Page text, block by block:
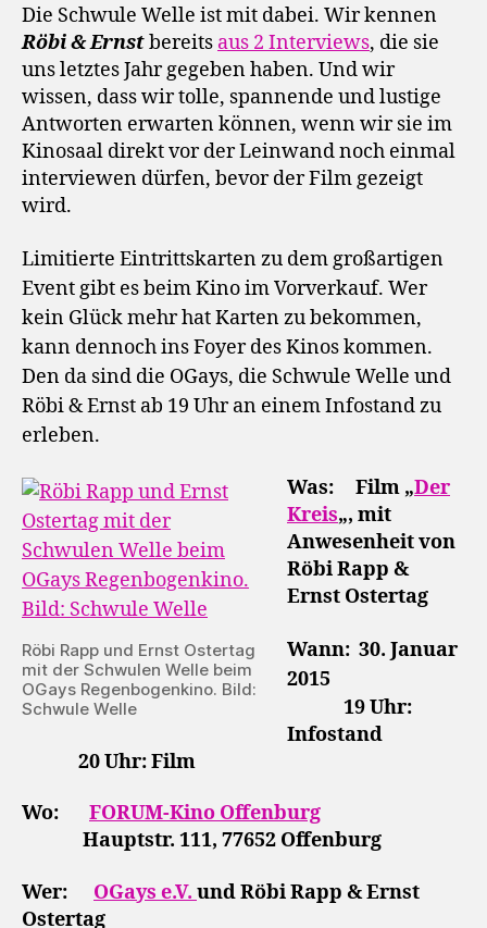
Die Schwule Welle ist mit dabei. Wir kennen
Röbi & Ernstbereits aus 2 Interviews, die sie
uns letztes Jahr gegeben haben. Und wir
wissen, dass wir tolle, spannende und lustige
Antworten erwarten können, wenn wir sie im
Kinosaal direkt vor der Leinwand noch einmal
interviewen dürfen, bevor der Film gezeigt
wird.
Limitierte Eintrittskarten zu dem großartigen
Event gibt es beim Kino im Vorverkauf. Wer
kein Glück mehr hat Karten zu bekommen,
kann dennoch ins Foyer des Kinos kommen.
Den da sind die OGays, die Schwule Welle und
Röbi & Ernst ab 19 Uhr an einem Infostand zu
erleben.
Röbi Rapp und Ernst Ostertag
mit der Schwulen Welle beim
OGays Regenbogenkino. Bild:
Schwule Welle
Was: Film „Der
Kreis„, mit
Anwesenheit von
Röbi Rapp &
Ernst Ostertag
Wann: 30. Januar
2015
19 Uhr:
Infostand
20 Uhr: Film
Wo: FORUM-Kino Offenburg
Hauptstr. 111, 77652 Offenburg
Wer: OGays e.V. und Röbi Rapp & Ernst
Ostertag